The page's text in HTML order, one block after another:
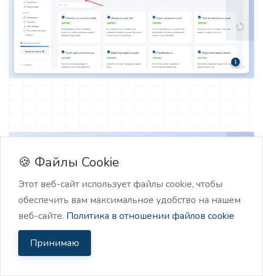
🍪 Файлы Cookie
Этот веб-сайт использует файлы cookie, чтобы
обеспечить вам максимальное удобство на нашем
веб-сайте. Политика в отношении файлов cookie
Принимаю